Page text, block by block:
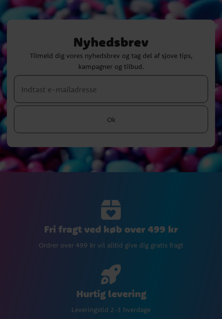
Nyhedsbrev
Tilmeld dig vores nyhedsbrev og tag del af sjove tips,
kampagner og tilbud.
Ok
Fri fragt ved køb over 499 kr
Ordrer over 499 kr vil alltid give dig gratis fragt
Hurtig levering
Leveringstid 2-3 hverdage